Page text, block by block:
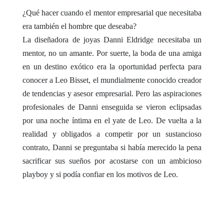
¿Qué hacer cuando el mentor empresarial que necesitaba
era también el hombre que deseaba?
La diseñadora de joyas Danni Eldridge necesitaba un
mentor, no un amante. Por suerte, la boda de una amiga
en un destino exótico era la oportunidad perfecta para
conocer a Leo Bisset, el mundialmente conocido creador
de tendencias y asesor empresarial. Pero las aspiraciones
profesionales de Danni enseguida se vieron eclipsadas
por una noche íntima en el yate de Leo. De vuelta a la
realidad y obligados a competir por un sustancioso
contrato, Danni se preguntaba si había merecido la pena
sacrificar sus sueños por acostarse con un ambicioso
playboy y si podía confiar en los motivos de Leo.